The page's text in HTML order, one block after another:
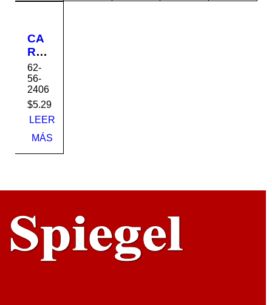
CA
RRI
OL
A
1.50
K-
16
4x2
x6
62-
56-
2406
$5.29
LEER
MÁS